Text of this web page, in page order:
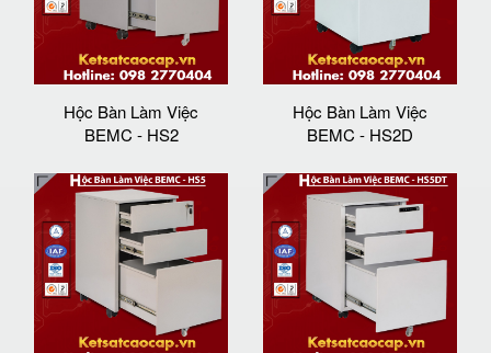
Hộc Bàn Làm Việc
BEMC - HS2
Hộc Bàn Làm Việc
BEMC - HS2D